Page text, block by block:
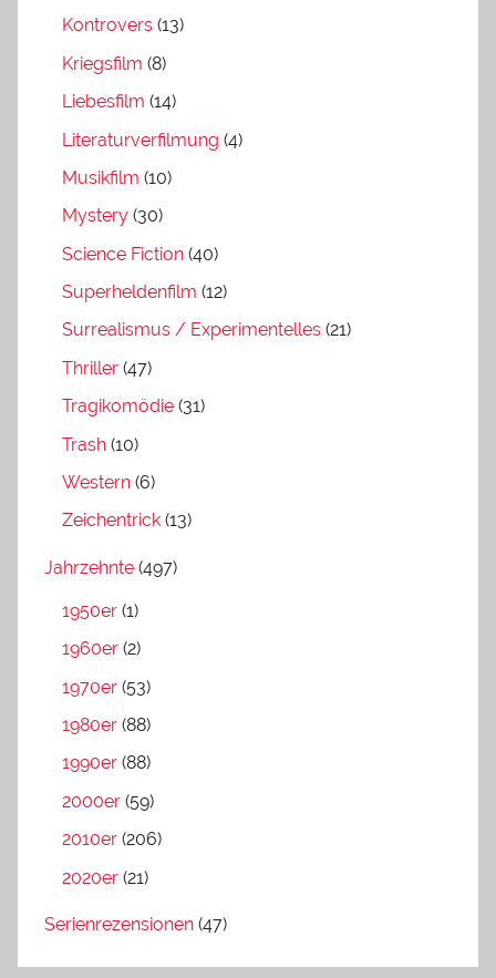
Kontrovers (13)
Kriegsfilm (8)
Liebesfilm (14)
Literaturverfilmung (4)
Musikfilm (10)
Mystery (30)
Science Fiction (40)
Superheldenfilm (12)
Surrealismus / Experimentelles (21)
Thriller (47)
Tragikomödie (31)
Trash (10)
Western (6)
Zeichentrick (13)
Jahrzehnte (497)
1950er (1)
1960er (2)
1970er (53)
1980er (88)
1990er (88)
2000er (59)
2010er (206)
2020er (21)
Serienrezensionen (47)